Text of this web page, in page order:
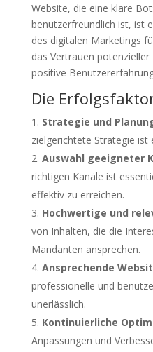
Website, die eine klare
benutzerfreundlich ist, ist
des digitalen Marketings
das Vertrauen
positive
Die
Strategie und
zielgerichtete Strategie ist
Auswahl geeigneter
richtigen Kanäle ist
effektiv zu erreichen.
Hochwertige und
von Inhalten, die die
Mandanten ansprechen.
Ansprechende
professionelle und
unerlässlich.
Kontinuierliche
Anpassungen und